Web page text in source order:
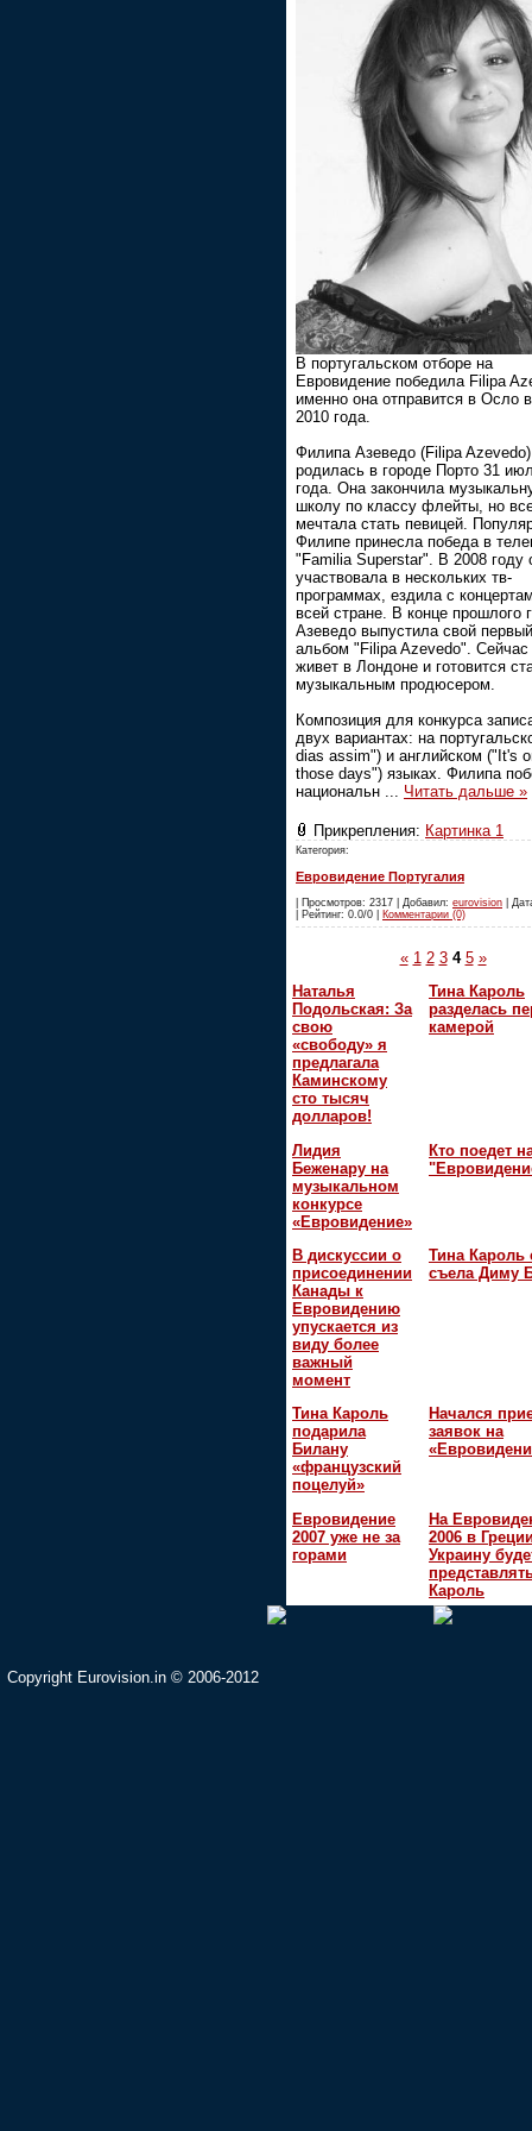
В португальском отборе на
Евровидение победила Filipa
именно она отправится в Осло
2010 года.
Филипа Азеведо (Filipa Azevedo)
родилась в городе Порто 31
года. Она закончила
школу по классу флейты, но
мечтала стать певицей.
Филипе принесла победа в
"Familia Superstar". В 2008 году
участвовала в нескольких тв-
программах, ездила с
всей стране. В конце прошлого
Азеведо выпустила свой первый
альбом "Filipa Azevedo". Сейчас
живет в Лондоне и готовится
музыкальным продюсером.
Композиция для конкурса
двух вариантах: на
dias assim") и английском ("It's
those days") языках. Филипа
национальн ... Читать дальше »
Прикрепления: Картинка 1
Категория:
Евровидение Португалия
| Просмотров: 2317 | Добавил: eurovision |
| Рейтинг: 0.0/0 | Комментарии (0)
« 1 2 3 4 5 »
Наталья
Подольская: За
свою
«свободу» я
предлагала
Каминскому
сто тысяч
долларов!
Тина Кароль
разделась
камерой
Лидия
Беженару на
музыкальном
конкурсе
«Евровидение»
Кто поедет
В дискуссии о
присоединении
Канады к
Евровидению
упускается из
виду более
важный
момент
Тина Кароль
съела Диму
Тина Кароль
подарила
Билану
«французский
поцелуй»
Начался
заявок на
Евровидение
2007 уже не за
горами
На
2006 в
Украину
Кароль
Copyright Eurovision.in © 2006-2012